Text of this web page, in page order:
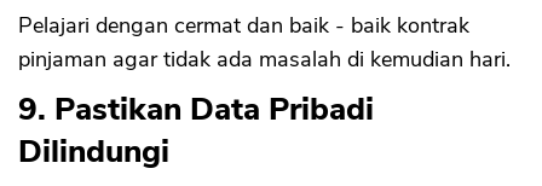
Pelajari dengan cermat dan baik - baik kontrak
pinjaman agar tidak ada masalah di kemudian hari.
9. Pastikan Data Pribadi
Dilindungi